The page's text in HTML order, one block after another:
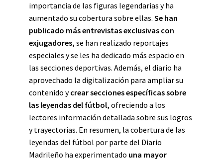
importancia de las figuras legendarias y ha
aumentado su cobertura sobre ellas. Se han
publicado más entrevistas exclusivas con
exjugadores, se han realizado reportajes
especiales y se les ha dedicado más espacio en
las secciones deportivas. Además, el diario ha
aprovechado la digitalización para ampliar su
contenido ycrear secciones específicas sobre
las leyendas del fútbol, ofreciendo a los
lectores información detallada sobre sus logros
y trayectorias. En resumen, la cobertura de las
leyendas del fútbol por parte del Diario
Madrileño ha experimentado una mayor